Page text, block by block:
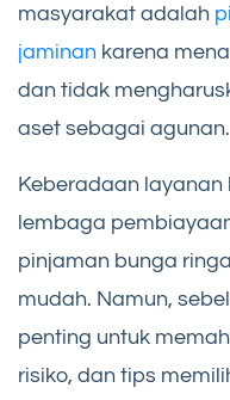
masyarakat adalah
jaminan karena
dan tidak
aset sebagai agunan.
Keberadaan
lembaga
pinjaman bunga
mudah. Namun,
penting untuk
risiko, dan tips